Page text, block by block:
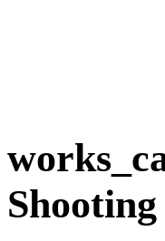
Shooting